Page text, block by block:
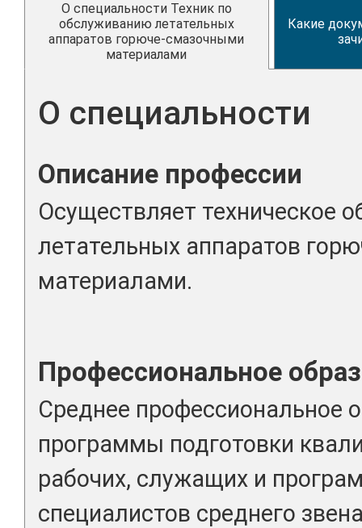
О специальности Техник по
обслуживанию летательных
аппаратов горюче-смазочными
материалами
Какие
О специальности
Описание профессии
Осуществляет техническое
летательных аппаратов
материалами.
Профессиональное
Среднее профессиональное
программы подготовки
рабочих, служащих и
специалистов среднего